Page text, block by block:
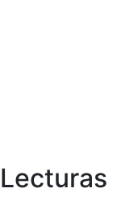
Lecturas